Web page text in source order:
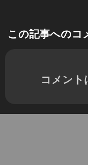
この記事へのコ
コメント